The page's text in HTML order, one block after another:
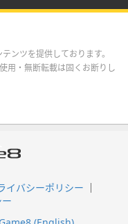
ンツを提供しております。
用・無断転載は固くお断りし
イバシーポリシー